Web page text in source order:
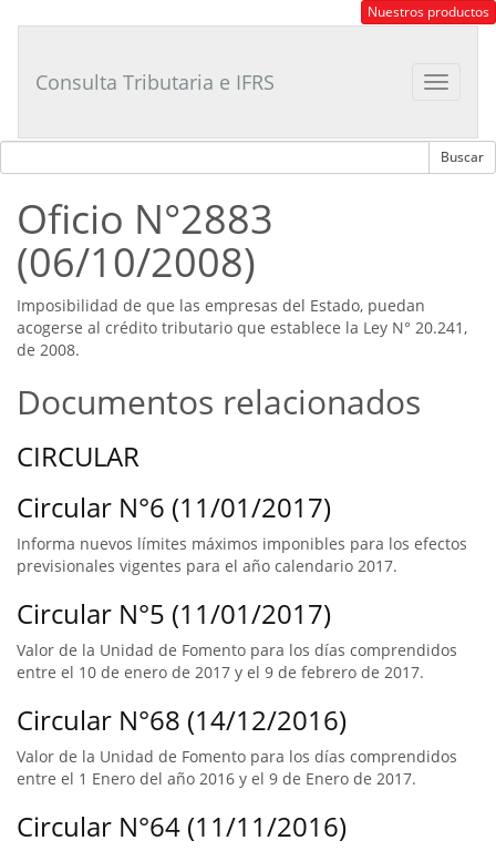
Tributario
Nuestros productos
Toggle
Consulta Tributaria e IFRS
Oficio N°2883
(06/10/2008)
Imposibilidad de que las empresas del Estado, puedan
acogerse al crédito tributario que establece la Ley N° 20.241,
de 2008.
Documentos relacionados
CIRCULAR
Circular N°6 (11/01/2017)
Informa nuevos límites máximos imponibles para los efectos
previsionales vigentes para el año calendario 2017.
Circular N°5 (11/01/2017)
Valor de la Unidad de Fomento para los días comprendidos
entre el 10 de enero de 2017 y el 9 de febrero de 2017.
Circular N°68 (14/12/2016)
Valor de la Unidad de Fomento para los días comprendidos
entre el 1 Enero del año 2016 y el 9 de Enero de 2017.
Circular N°64 (11/11/2016)